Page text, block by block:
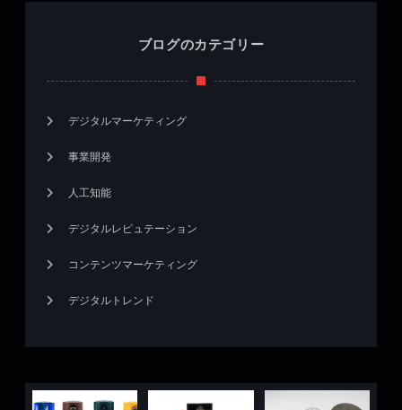
ブログのカテゴリー
デジタルマーケティング
事業開発
人工知能
デジタルレピュテーション
コンテンツマーケティング
デジタルトレンド